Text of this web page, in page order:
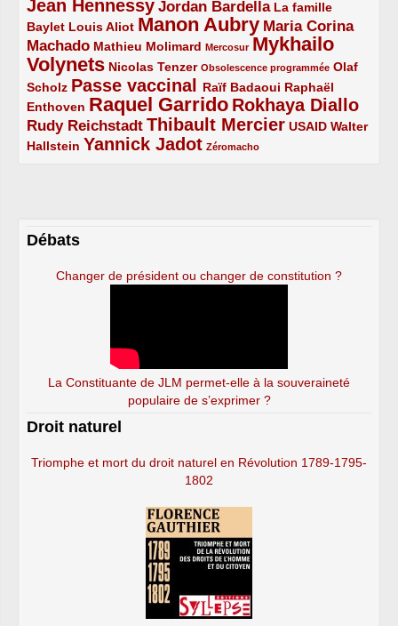
Jean Hennessy
4/5 Jordan Bardella
3/5
La famille
Baylet
2/5 Louis Aliot
2/5 Manon Aubry
5/5
Maria Corina
Machado
3/5 Mathieu Molimard
2/5 Mercosur
1/5
Mykhailo
Volynets
5/5 Nicolas Tenzer
2/5 Obsolescence programmée
1/5
Olaf
Scholz
2/5 Passe vaccinal
4/5 Raïf Badaoui
2/5
Raphaël
Enthoven
2/5 Raquel Garrido
5/5 Rokhaya Diallo
4/5
Rudy Reichstadt
3/5 Thibault Mercier
4/5 USAID
2/5
Walter
Hallstein
2/5 Yannick Jadot
4/5 Zéromacho
1/5
Débats
Changer de président ou changer de constitution ?
La Constituante de JLM permet-elle à la souveraineté
populaire de s’exprimer ?
Droit naturel
Triomphe et mort du droit naturel en Révolution 1789-1795-
1802